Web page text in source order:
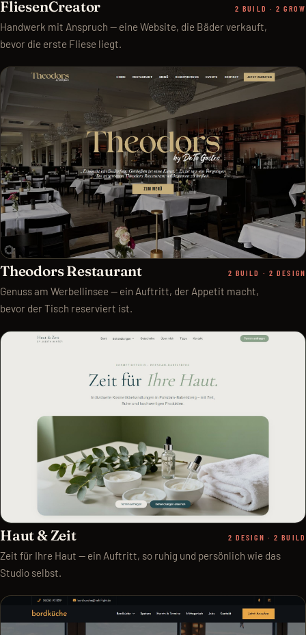
FliesenCreator 2 BUILD · 2 GROW
Handwerk mit Anspruch — eine Website, die Bäder verkauft,
bevor die erste Fliese liegt.
Theodors Restaurant 2 BUILD · 2 DESIGN
Genuss am Werbellinsee — ein Auftritt, der Appetit macht,
bevor der Tisch reserviert ist.
Haut & Zeit 2 DESIGN · 2 BUILD
Zeit für Ihre Haut — ein Auftritt, so ruhig und persönlich wie das
Studio selbst.